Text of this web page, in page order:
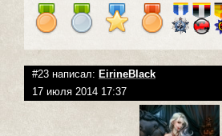
#23 написал: EirineBlack
17 июля 2014 17:37